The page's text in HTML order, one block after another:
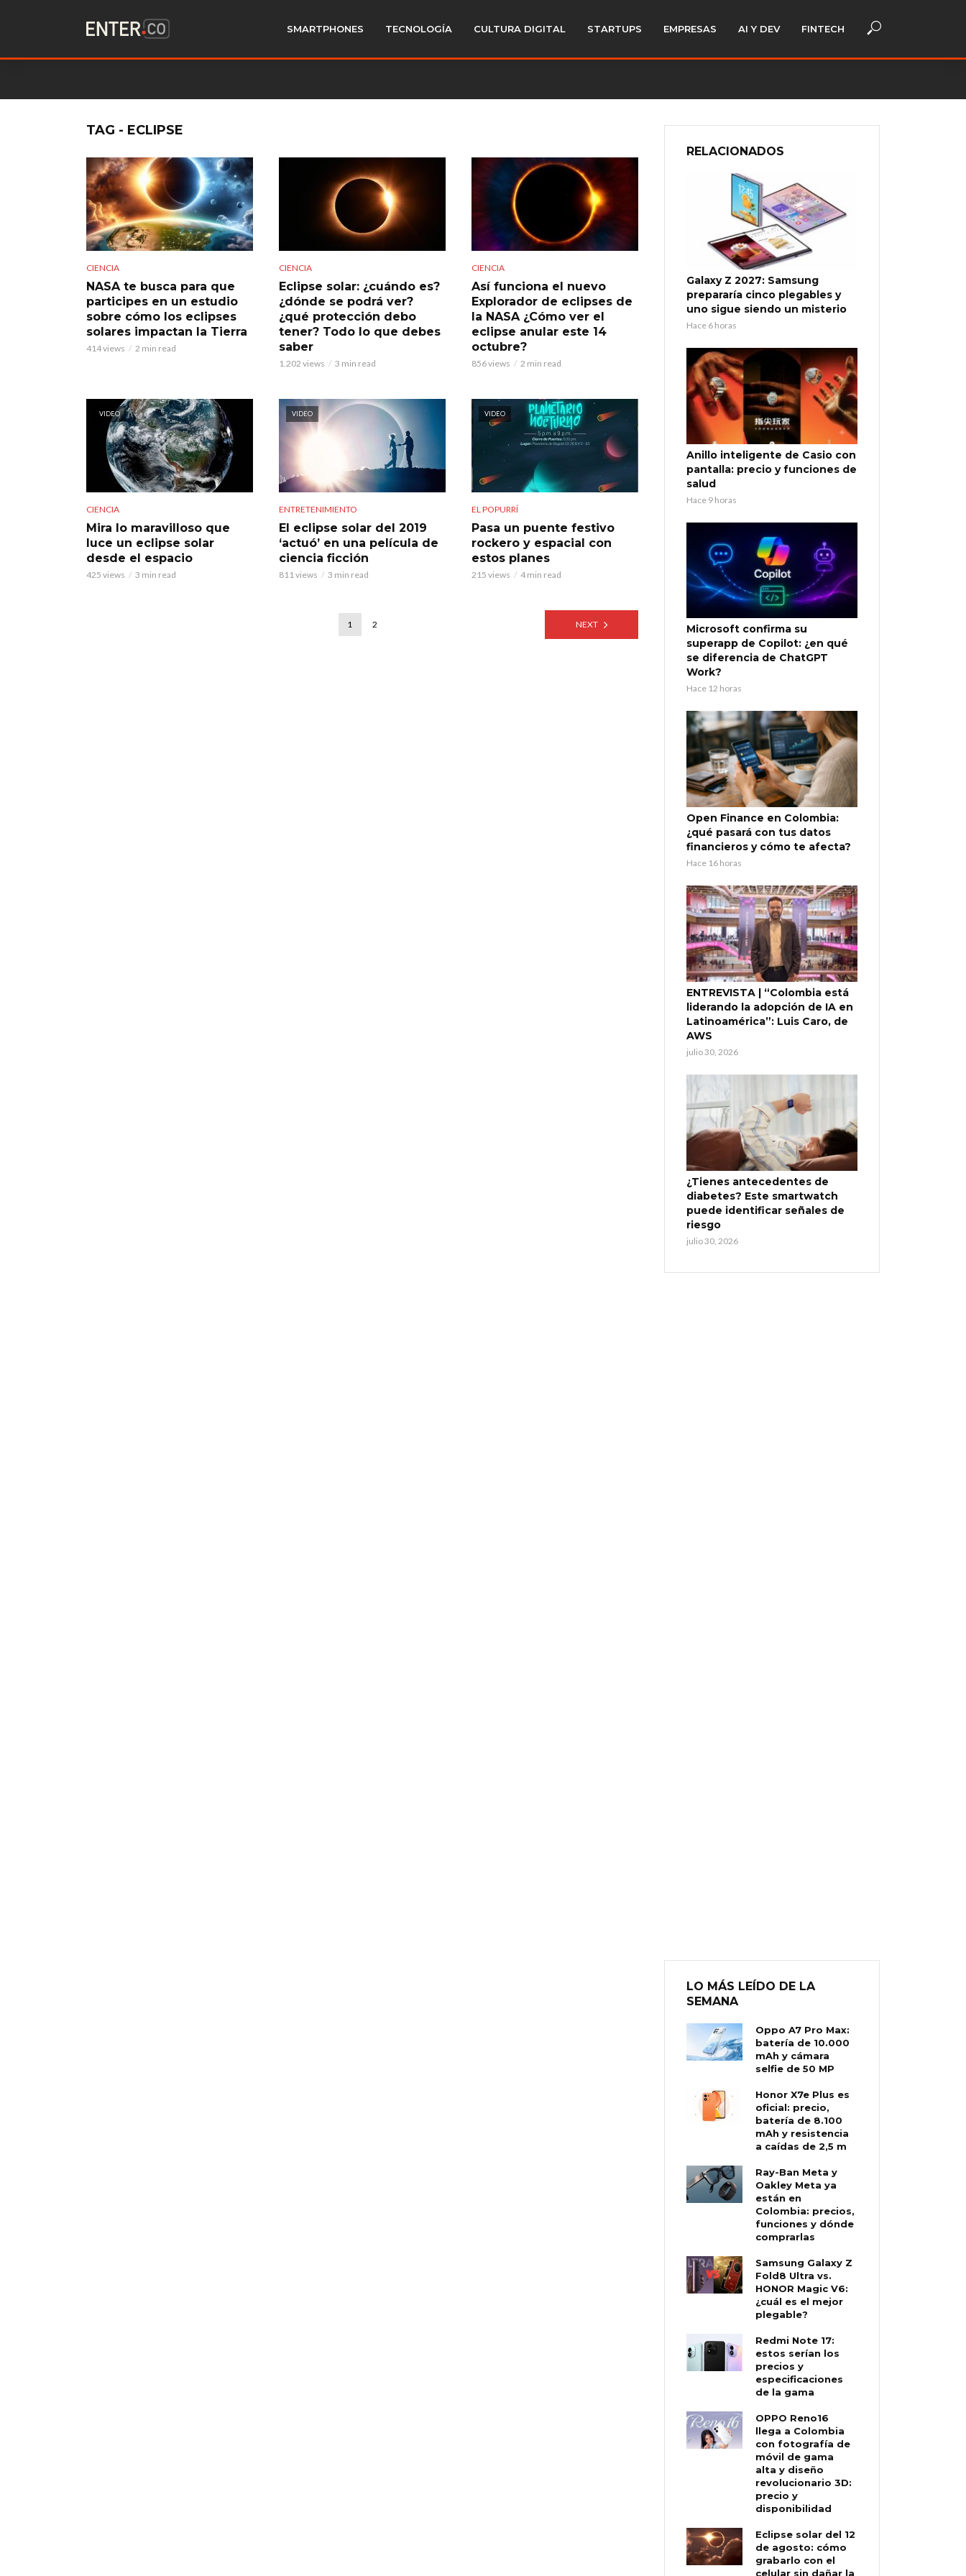
SMARTPHONES TECNOLOGÍA CULTURA DIGITAL STARTUPS EMPRESAS AI Y DEV FINTECH
TAG - ECLIPSE
CIENCIA
NASA te busca para que
participes en un estudio
sobre cómo los eclipses
solares impactan la Tierra
414 views 2 min read
CIENCIA
Eclipse solar: ¿cuándo es?
¿dónde se podrá ver?
¿qué protección debo
tener? Todo lo que debes
saber
1.202 views 3 min read
CIENCIA
Así funciona el nuevo
Explorador de eclipses de
la NASA ¿Cómo ver el
eclipse anular este 14
octubre?
856 views 2 min read
VIDEO
CIENCIA
Mira lo maravilloso que
luce un eclipse solar
desde el espacio
425 views 3 min read
VIDEO
ENTRETENIMIENTO
El eclipse solar del 2019
‘actuó’ en una película de
ciencia ficción
811 views 3 min read
VIDEO
EL POPURRÍ
Pasa un puente festivo
rockero y espacial con
estos planes
215 views 4 min read
1 2 NEXT
RELACIONADOS
Galaxy Z 2027: Samsung
prepararía cinco plegables y
uno sigue siendo un misterio
Hace 6 horas
Anillo inteligente de Casio con
pantalla: precio y funciones de
salud
Hace 9 horas
Microsoft confirma su
superapp de Copilot: ¿en qué
se diferencia de ChatGPT
Work?
Hace 12 horas
Open Finance en Colombia:
¿qué pasará con tus datos
financieros y cómo te afecta?
Hace 16 horas
ENTREVISTA | “Colombia está
liderando la adopción de IA en
Latinoamérica”: Luis Caro, de
AWS
julio 30, 2026
¿Tienes antecedentes de
diabetes? Este smartwatch
puede identificar señales de
riesgo
julio 30, 2026
LO MÁS LEÍDO DE LA
SEMANA
Oppo A7 Pro Max:
batería de 10.000
mAh y cámara
selfie de 50 MP
Honor X7e Plus es
oficial: precio,
batería de 8.100
mAh y resistencia
a caídas de 2,5 m
Ray-Ban Meta y
Oakley Meta ya
están en
Colombia: precios,
funciones y dónde
comprarlas
Samsung Galaxy Z
Fold8 Ultra vs.
HONOR Magic V6:
¿cuál es el mejor
plegable?
Redmi Note 17:
estos serían los
precios y
especificaciones
de la gama
OPPO Reno16
llega a Colombia
con fotografía de
móvil de gama
alta y diseño
revolucionario 3D:
precio y
disponibilidad
Eclipse solar del 12
de agosto: cómo
grabarlo con el
celular sin dañar la